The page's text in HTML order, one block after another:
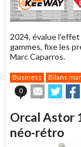
2024, évalue
gammes, fixe les
Marc Caparros.
Business Bilans
0
Envoyer
cet
à
un
ami
sur sur
Orcal Astor
néo-rétro